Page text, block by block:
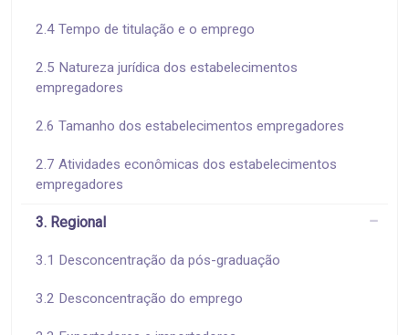
2.4 Tempo de titulação e o emprego
2.5 Natureza jurídica dos estabelecimentos
empregadores
2.6 Tamanho dos estabelecimentos empregadores
2.7 Atividades econômicas dos estabelecimentos
empregadores
3. Regional
3.1 Desconcentração da pós-graduação
3.2 Desconcentração do emprego